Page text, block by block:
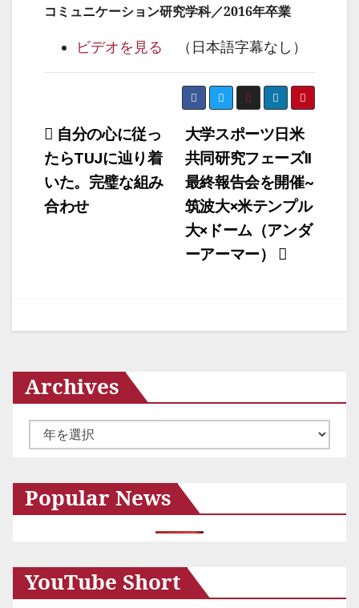
コミュニケーション研究学科／2016年卒業
ビデオを見る （日本語字幕なし）
投
稿
ナ
ビ
ョ
ン
大学スポーツ日米
共同研究フェーズII
最終報告会を開催~
筑波大×米テンプル
大×ドーム（アンダ
ーアーマー）
自分の心に従っ
たらTUJに辿り着
いた。完璧な組み
合わせ
Archives
ー
イ
ブ
Popular News
YouTube Short